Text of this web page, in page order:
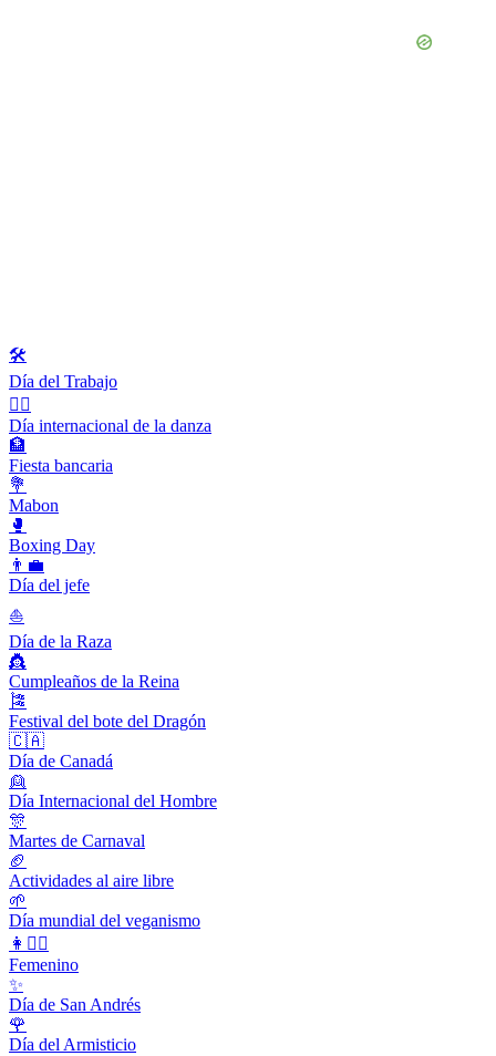
🛠
Día del Trabajo
👯‍♀️
Día internacional de la danza
🏦
Fiesta bancaria
💐
Mabon
🥊
Boxing Day
👨‍💼
Día del jefe
⛵️
Día de la Raza
👸
Cumpleaños de la Reina
🎏
Festival del bote del Dragón
🇨🇦
Día de Canadá
👱
Día Internacional del Hombre
🎊
Martes de Carnaval
🏈
Actividades al aire libre
🌱
Día mundial del veganismo
👩👱‍♀️
Femenino
✨
Día de San Andrés
🌹
Día del Armisticio